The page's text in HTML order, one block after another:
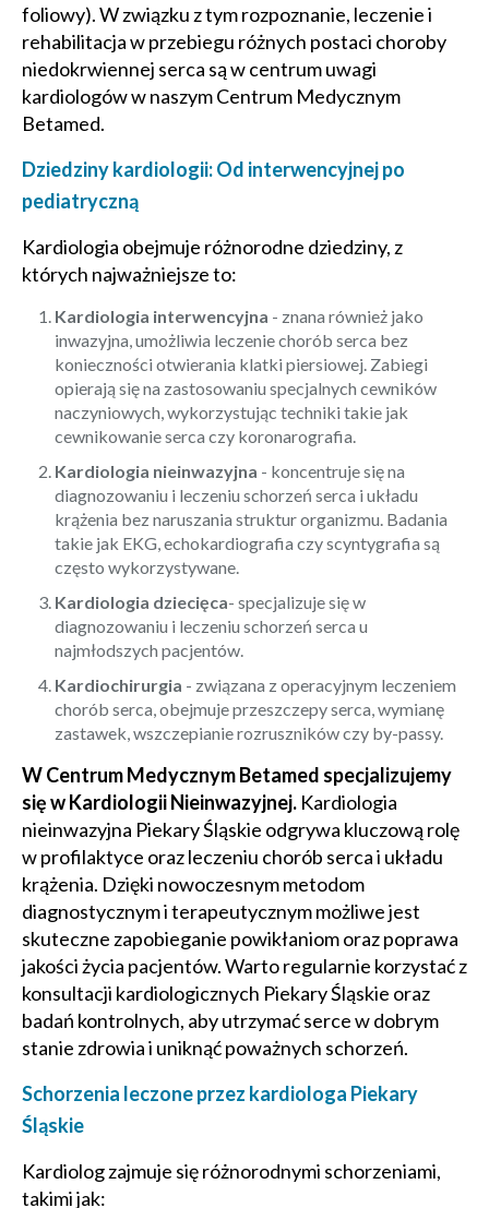
foliowy). W związku z tym rozpoznanie, leczenie i
rehabilitacja w przebiegu różnych postaci choroby
niedokrwiennej serca są w centrum uwagi
kardiologów w naszym Centrum Medycznym
Betamed.
Dziedziny kardiologii: Od interwencyjnej po
pediatryczną
Kardiologia obejmuje różnorodne dziedziny, z
których najważniejsze to:
Kardiologia interwencyjna - znana również jako
inwazyjna, umożliwia leczenie chorób serca bez
konieczności otwierania klatki piersiowej. Zabiegi
opierają się na zastosowaniu specjalnych cewników
naczyniowych, wykorzystując techniki takie jak
cewnikowanie serca czy koronarografia.
Kardiologia nieinwazyjna - koncentruje się na
diagnozowaniu i leczeniu schorzeń serca i układu
krążenia bez naruszania struktur organizmu. Badania
takie jak EKG, echokardiografia czy scyntygrafia są
często wykorzystywane.
Kardiologia dziecięca- specjalizuje się w
diagnozowaniu i leczeniu schorzeń serca u
najmłodszych pacjentów.
Kardiochirurgia - związana z operacyjnym leczeniem
chorób serca, obejmuje przeszczepy serca, wymianę
zastawek, wszczepianie rozruszników czy by-passy.
W Centrum Medycznym Betamed specjalizujemy
się w Kardiologii Nieinwazyjnej. Kardiologia
nieinwazyjna Piekary Śląskie odgrywa kluczową rolę
w profilaktyce oraz leczeniu chorób serca i układu
krążenia. Dzięki nowoczesnym metodom
diagnostycznym i terapeutycznym możliwe jest
skuteczne zapobieganie powikłaniom oraz poprawa
jakości życia pacjentów. Warto regularnie korzystać z
konsultacji kardiologicznych Piekary Śląskie oraz
badań kontrolnych, aby utrzymać serce w dobrym
stanie zdrowia i uniknąć poważnych schorzeń.
Schorzenia leczone przez kardiologa Piekary
Śląskie
Kardiolog zajmuje się różnorodnymi schorzeniami,
takimi jak: